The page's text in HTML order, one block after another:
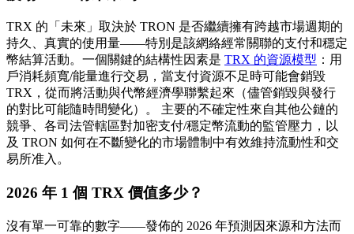
TRX 的「未來」取決於 TRON 是否繼續擁有跨越市場週期的
持久、真實的使用量——特別是該網絡經常關聯的支付和穩定
幣結算活動。一個關鍵的結構性因素是 TRX 的資源模型 ：用
戶消耗頻寬/能量進行交易，當支付資源不足時可能會銷毀
TRX，從而將活動與代幣經濟學聯繫起來（儘管銷毀與發行
的對比可能隨時間變化）。 主要的不確定性來自其他公鏈的
競爭 、各司法管轄區對加密支付/穩定幣流動的監管壓力，以
及 TRON 如何在不斷變化的市場體制中有效維持流動性和交
易所准入。
2026 年 1 個 TRX 價值多少？
沒有單一可靠的數字——發佈的 2026 年預測因來源和方法而